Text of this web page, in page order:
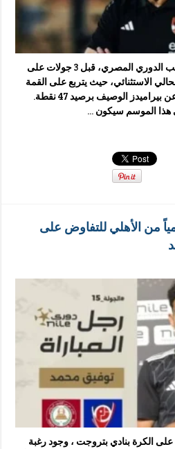
استعاد فريق الأهلي صدارة ترتيب الدوري المصري، قبل 3 جولات على
الاستثنائي، حيث يتربع على القمة
برصيد 49 نقطة بفارق نقطتين عن بيراميدز الوصيف برصيد 47 نقطة.
هذا الموسم سيكون …
من الأهلي للتفاوض على
الكرة بنادي بتروجت ، وجود رغبة